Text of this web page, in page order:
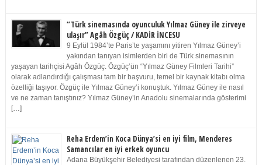
“Türk sinemasında oyunculuk Yılmaz Güney ile zirveye
ulaşır” Agâh Özgüç / KADİR İNCESU
9 Eylül 1984’te Paris’te yaşamını yitiren Yılmaz Güney’i
yakından tanıyan isimlerden biri de Türk sinemasının
yaşayan tarihçisi Agâh Özgüç. Özgüç’ün “Yılmaz Güney Filmleri Tarihi”
olarak adlandırdığı çalışması tam bir başvuru, temel bir kaynak kitabı olma
özelliği taşıyor. Özgüç ile Yılmaz Güney’i konuştuk. Yılmaz Güney ile nasıl
ve ne zaman tanıştınız? Yılmaz Güney’in Anadolu sinemalarında gösterimi
[…]
Reha Erdem’in Koca Dünya’si en iyi film, Menderes
Samancılar en iyi erkek oyuncu
Adana Büyükşehir Belediyesi tarafından düzenlenen 23.